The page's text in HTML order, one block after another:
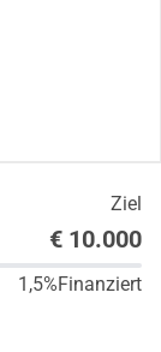
Ziel
€ 10.000
1,5%Finanziert